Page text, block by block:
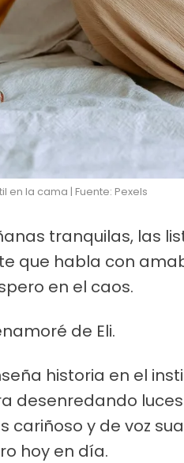
en la cama | Fuente: Pexels
tranquilas, las
que habla con
en el caos.
de Eli.
historia en el
desenredando
cariñoso y de voz
hoy en día.